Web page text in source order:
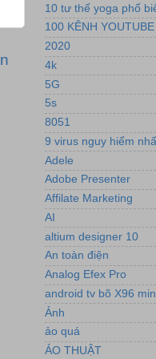
10 tư thế yoga phổ
100 KÊNH
2020
4k
5G
5s
8051
9 virus nguy hiểm
Adele
Adobe Presenter
Affilate Marketing
AI
altium designer 10
An toàn điện
Analog Efex Pro
android tv bõ X96
Ảnh
ảo quá
ẢO THUẬT